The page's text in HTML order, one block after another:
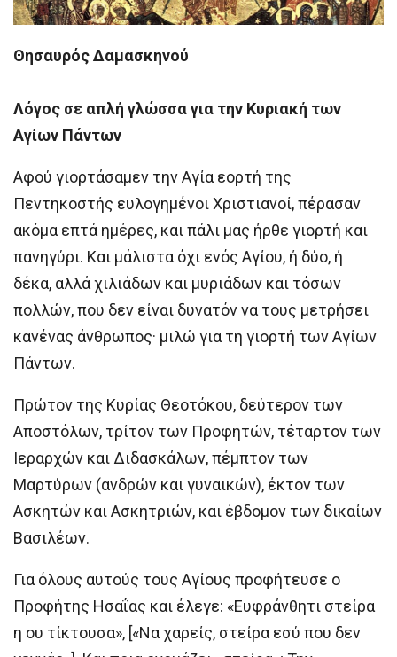
Θησαυρός Δαμασκηνού
Λόγος σε απλή γλώσσα για την Κυριακή των
Αγίων Πάντων
Αφού γιορτάσαμεν την Αγία εορτή της
Πεντηκοστής ευλογημένοι Χριστιανοί, πέρασαν
ακόμα επτά ημέρες, και πάλι μας ήρθε γιορτή και
πανηγύρι. Και μάλιστα όχι ενός Αγίου, ή δύο, ή
δέκα, αλλά χιλιάδων και μυριάδων και τόσων
πολλών, που δεν είναι δυνατόν να τους μετρήσει
κανένας άνθρωπος· μιλώ για τη γιορτή των Αγίων
Πάντων.
Πρώτον της Κυρίας Θεοτόκου, δεύτερον των
Αποστόλων, τρίτον των Προφητών, τέταρτον των
Ιεραρχών και Διδασκάλων, πέμπτον των
Μαρτύρων (ανδρών και γυναικών), έκτον των
Ασκητών και Ασκητριών, και έβδομον των δικαίων
Βασιλέων.
Για όλους αυτούς τους Αγίους προφήτευσε ο
Προφήτης Ησαΐας και έλεγε: «Ευφράνθητι στείρα
η ου τίκτουσα», [«Να χαρείς, στείρα εσύ που δεν